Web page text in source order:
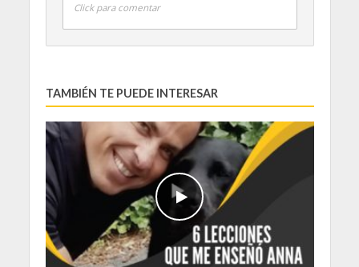
Click para comentar
TAMBIÉN TE PUEDE INTERESAR